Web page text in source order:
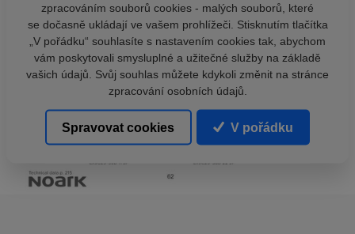
zpracováním souborů cookies - malých souborů, které
se dočasně ukládají ve vašem prohlížeči. Stisknutím tlačítka
„V pořádku“ souhlasíte s nastavením cookies tak, abychom
vám poskytovali smysluplné a užitečné služby na základě
vašich údajů. Svůj souhlas můžete kdykoli změnit na stránce
zpracování osobních údajů.
Spravovat cookies V pořádku